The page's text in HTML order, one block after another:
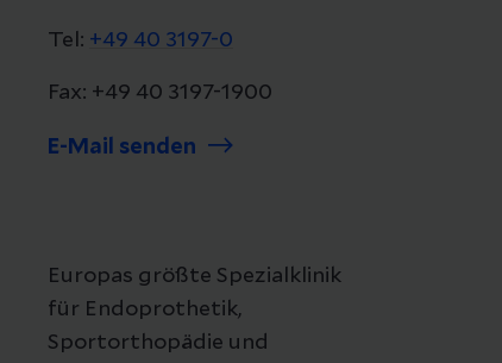
Tel: +49 40 3197-0
Fax: +49 40 3197-1900
E-Mail senden
Europas größte Spezialklinik
für Endoprothetik,
Sportorthopädie und